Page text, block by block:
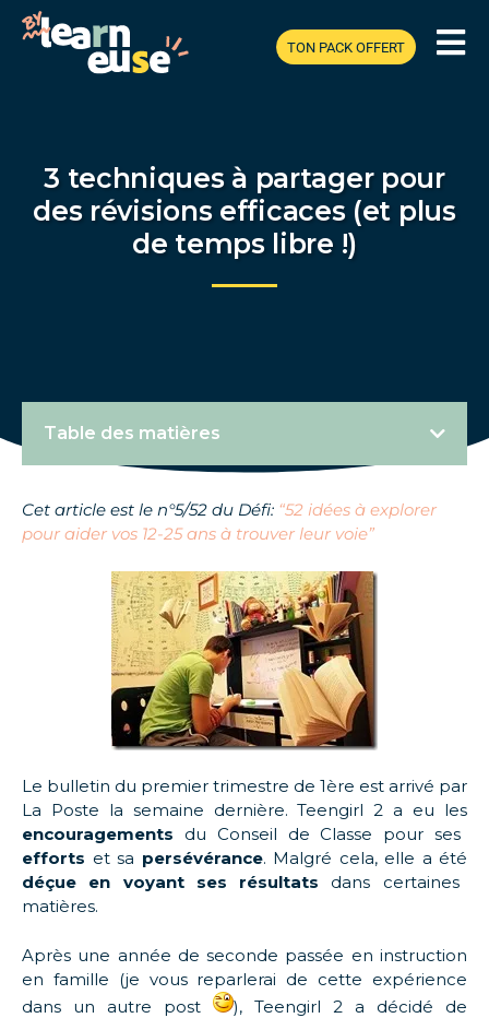
TON PACK OFFERT
3 techniques à partager pour
des révisions efficaces (et plus
de temps libre !)
Table des matières
Cet article est le n°5/52 du Défi: “52 idées à explorer
pour aider vos 12-25 ans à trouver leur voie”
Le bulletin du premier trimestre de 1ère est arrivé par
La Poste la semaine dernière. Teengirl 2 a eu les
encouragements du Conseil de Classe pour ses
efforts et sa persévérance. Malgré cela, elle a été
déçue en voyant ses résultats dans certaines
matières.
Après une année de seconde passée en instruction
en famille (je vous reparlerai de cette expérience
dans un autre post
), Teengirl 2 a décidé de